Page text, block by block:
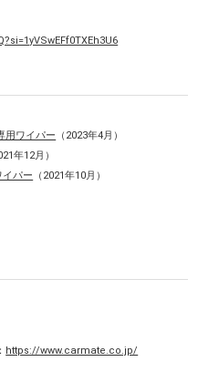
用ワイパー （2023年4月）
年12月）
パー （2021年10月）
https://www.carmate.co.jp/